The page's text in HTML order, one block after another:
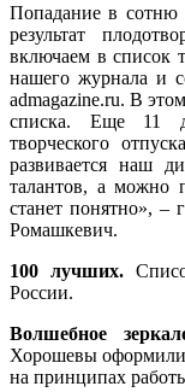
Попадание в сотню
результат
включаем в список
нашего журнала и
admagazine.ru. В
списка. Еще 11
творческого
развивается наш
талантов, а можно
станет понятно», –
Ромашкевич.
100 лучших.
России.
Волшебное
Хорошевы оформили
на принципах